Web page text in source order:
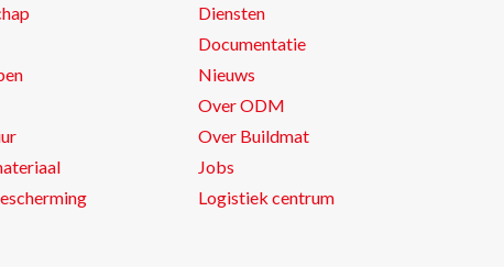
Diensten
Documentatie
Nieuws
Over ODM
Over Buildmat
Jobs
Logistiek centrum